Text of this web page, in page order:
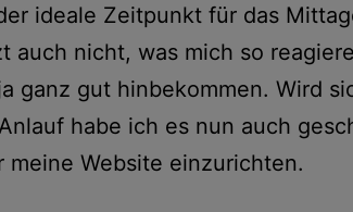
ideale Zeitpunkt für das
auch nicht, was mich so
ganz gut hinbekommen. Wird
habe ich es nun auch
meine Website einzurichten.